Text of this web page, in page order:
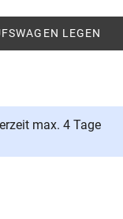
LEGEN
max. 4 Tage